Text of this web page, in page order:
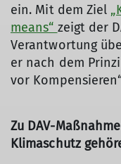
ein. Mit dem Ziel
means“ zeigt der
Verantwortung
er nach dem
vor
Zu DAV-
Klimaschutz